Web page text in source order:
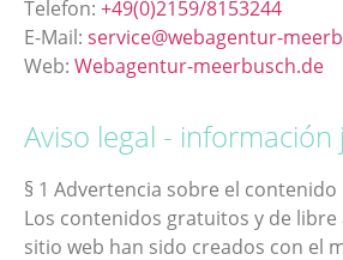
Telefon: +49(0)2159/8153244
E-Mail: service@webagentur-
Web: Webagentur-meerbusch.de
Aviso legal - información
§ 1 Advertencia sobre el contenido
Los contenidos gratuitos y de libre
sitio web han sido creados con el